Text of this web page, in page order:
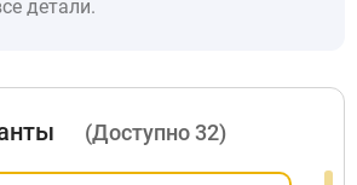
детали.
(Доступно 32)